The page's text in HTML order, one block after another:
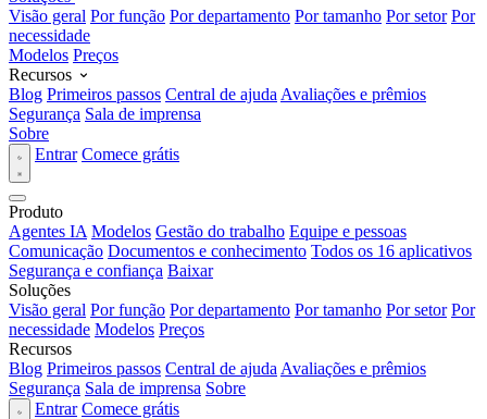
Visão geral Por função Por departamento Por tamanho Por setor Por
necessidade
Modelos Preços
Recursos
Blog Primeiros passos Central de ajuda Avaliações e prêmios
Segurança Sala de imprensa
Sobre
Entrar Comece grátis
Produto
Agentes IA Modelos Gestão do trabalho Equipe e pessoas
Comunicação Documentos e conhecimento Todos os 16 aplicativos
Segurança e confiança Baixar
Soluções
Visão geral Por função Por departamento Por tamanho Por setor Por
necessidade Modelos Preços
Recursos
Blog Primeiros passos Central de ajuda Avaliações e prêmios
Segurança Sala de imprensa Sobre
Entrar Comece grátis